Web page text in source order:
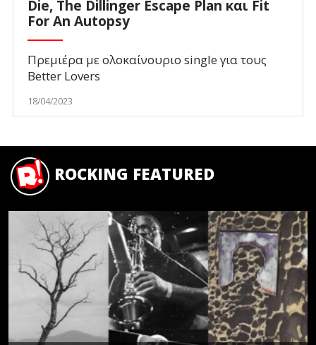
Die, The Dillinger Escape Plan και Fit
For An Autopsy
Πρεμιέρα με ολοκαίνουριο single για τους
Better Lovers
18/04/2023
ROCKING FEATURED